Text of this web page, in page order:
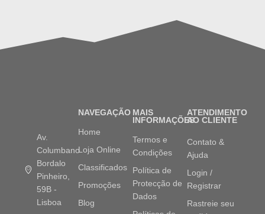
Av.
Columbano
Bordalo
Pinheiro,
59B -
Lisboa
NAVEGAÇÃO
Home
Loja Online
Classificados
Promoções
Blog
MAIS
INFORMAÇÕES
Termos e
Condições
Política de
Protecção de
Dados
ATENDIMENTO
AO CLIENTE
Contato &
Ajuda
Login /
Registrar
Rastreie seu